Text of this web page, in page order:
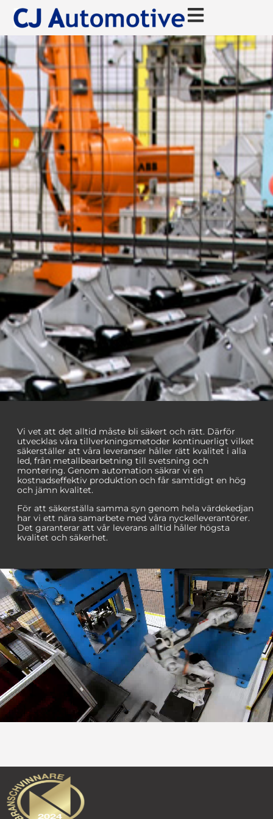
Högauto
matiserad
tillverkning
säkerställer
högsta kvalitet
Vi vet att det alltid måste bli säkert och rätt. Därför
utvecklas våra tillverkningsmetoder kontinuerligt vilket
säkerställer att våra leveranser håller rätt kvalitet i alla
led, från metallbearbetning till svetsning och
montering. Genom automation säkrar vi en
kostnadseffektiv produktion och får samtidigt en hög
och jämn kvalitet.
För att säkerställa samma syn genom hela värdekedjan
har vi ett nära samarbete med våra nyckelleverantörer.
Det garanterar att vår leverans alltid håller högsta
kvalitet och säkerhet.